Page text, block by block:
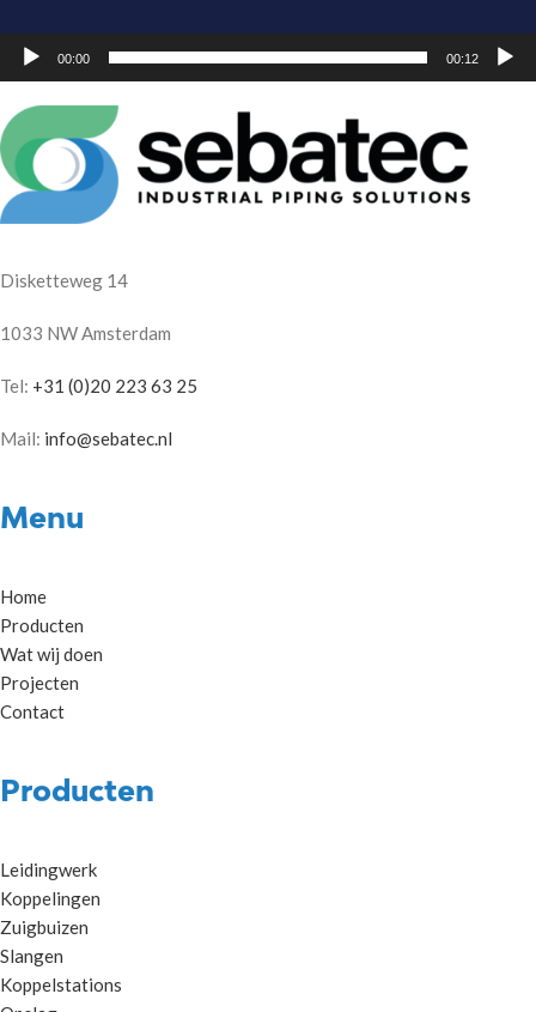
00:00 00:12
Disketteweg 14
1033 NW Amsterdam
Tel: +31 (0)20 223 63 25
Mail: info@sebatec.nl
Menu
Home
Producten
Wat wij doen
Projecten
Contact
Producten
Leidingwerk
Koppelingen
Zuigbuizen
Slangen
Koppelstations